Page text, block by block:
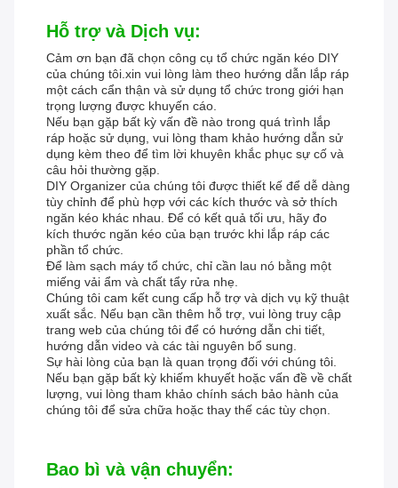
Hỗ trợ và Dịch vụ:
Cảm ơn bạn đã chọn công cụ tổ chức ngăn kéo DIY
của chúng tôi.xin vui lòng làm theo hướng dẫn lắp ráp
một cách cẩn thận và sử dụng tổ chức trong giới hạn
trọng lượng được khuyến cáo.
Nếu bạn gặp bất kỳ vấn đề nào trong quá trình lắp
ráp hoặc sử dụng, vui lòng tham khảo hướng dẫn sử
dụng kèm theo để tìm lời khuyên khắc phục sự cố và
câu hỏi thường gặp.
DIY Organizer của chúng tôi được thiết kế để dễ dàng
tùy chỉnh để phù hợp với các kích thước và sở thích
ngăn kéo khác nhau. Để có kết quả tối ưu, hãy đo
kích thước ngăn kéo của bạn trước khi lắp ráp các
phần tổ chức.
Để làm sạch máy tổ chức, chỉ cần lau nó bằng một
miếng vải ẩm và chất tẩy rửa nhẹ.
Chúng tôi cam kết cung cấp hỗ trợ và dịch vụ kỹ thuật
xuất sắc. Nếu bạn cần thêm hỗ trợ, vui lòng truy cập
trang web của chúng tôi để có hướng dẫn chi tiết,
hướng dẫn video và các tài nguyên bổ sung.
Sự hài lòng của bạn là quan trọng đối với chúng tôi.
Nếu bạn gặp bất kỳ khiếm khuyết hoặc vấn đề về chất
lượng, vui lòng tham khảo chính sách bảo hành của
chúng tôi để sửa chữa hoặc thay thế các tùy chọn.
Bao bì và vận chuyển: